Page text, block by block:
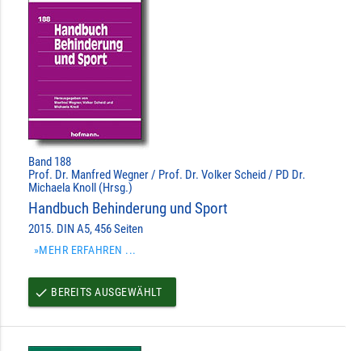
Band 188
Prof. Dr. Manfred Wegner / Prof. Dr. Volker Scheid / PD Dr.
Michaela Knoll (Hrsg.)
Handbuch Behinderung und Sport
2015. DIN A5, 456 Seiten
»MEHR ERFAHREN ...
done BEREITS AUSGEWÄHLT